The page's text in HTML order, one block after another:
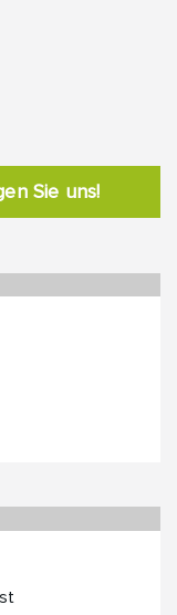
Sie uns!